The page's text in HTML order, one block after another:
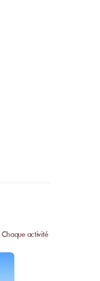
Chaque activité